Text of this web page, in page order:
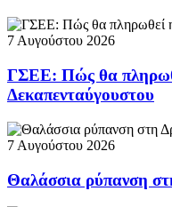
7 Αυγούστου 2026
ΓΣΕΕ: Πώς θα
Δεκαπενταύγουστου
7 Αυγούστου 2026
Θαλάσσια ρύπανση